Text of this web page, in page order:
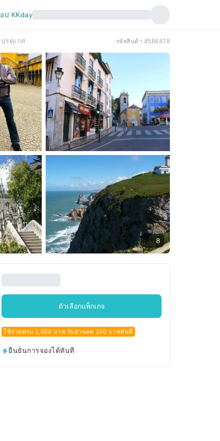
ป KKday
รตุเกส รหัสสินค้า #586478
8
ตัวเลือกแพ็กเกจ
ใช้จ่ายครบ 1,000 บาท รับส่วนลด 100 บาททันที
ยืนยันการจองได้ทันที